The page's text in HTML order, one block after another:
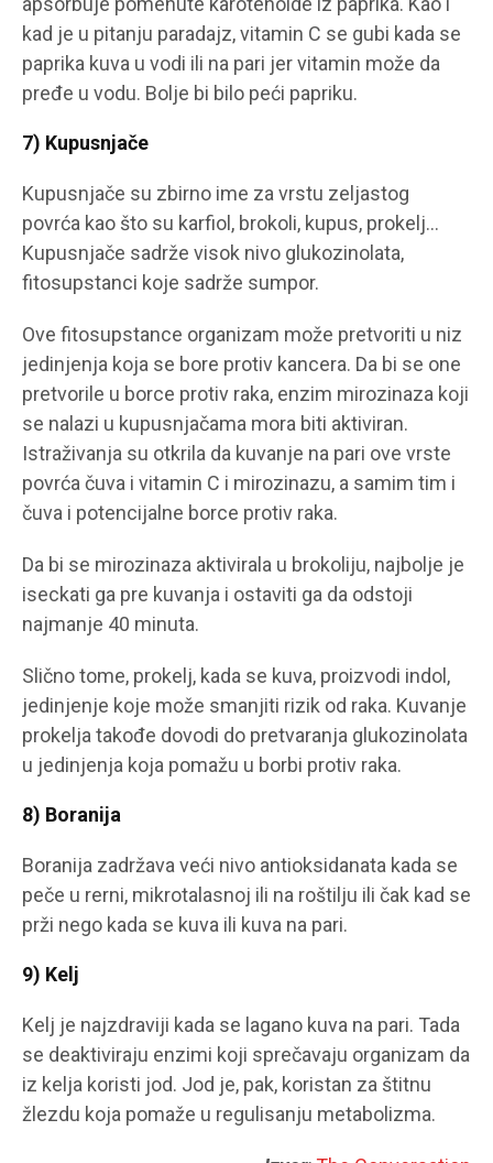
kad je u pitanju paradajz, vitamin C se gubi kada se
paprika kuva u vodi ili na pari jer vitamin može da
pređe u vodu. Bolje bi bilo peći papriku.
7) Kupusnjače
Kupusnjače su zbirno ime za vrstu zeljastog
povrća kao što su karfiol, brokoli, kupus, prokelj…
Kupusnjače sadrže visok nivo glukozinolata,
fitosupstanci koje sadrže sumpor.
Ove fitosupstance organizam može pretvoriti u niz
jedinjenja koja se bore protiv kancera. Da bi se one
pretvorile u borce protiv raka, enzim mirozinaza koji
se nalazi u kupusnjačama mora biti aktiviran.
Istraživanja su otkrila da kuvanje na pari ove vrste
povrća čuva i vitamin C i mirozinazu, a samim tim i
čuva i potencijalne borce protiv raka.
Da bi se mirozinaza aktivirala u brokoliju, najbolje je
iseckati ga pre kuvanja i ostaviti ga da odstoji
najmanje 40 minuta.
Slično tome, prokelj, kada se kuva, proizvodi indol,
jedinjenje koje može smanjiti rizik od raka. Kuvanje
prokelja takođe dovodi do pretvaranja glukozinolata
u jedinjenja koja pomažu u borbi protiv raka.
8) Boranija
Boranija zadržava veći nivo antioksidanata kada se
peče u rerni, mikrotalasnoj ili na roštilju ili čak kad se
prži nego kada se kuva ili kuva na pari.
9) Kelj
Kelj je najzdraviji kada se lagano kuva na pari. Tada
se deaktiviraju enzimi koji sprečavaju organizam da
iz kelja koristi jod. Jod je, pak, koristan za štitnu
žlezdu koja pomaže u regulisanju metabolizma.